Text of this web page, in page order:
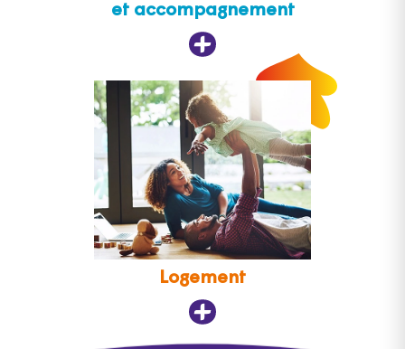
et accompagnement
Logement